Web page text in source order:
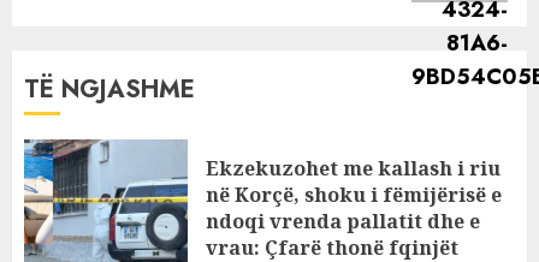
TË NGJASHME
Ekzekuzohet me kallash i riu
në Korçë, shoku i fëmijërisë e
ndoqi vrenda pallatit dhe e
vrau: Çfarë thonë fqinjët